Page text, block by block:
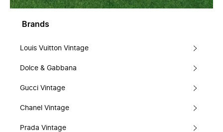
Brands
Louis Vuitton Vintage
Dolce & Gabbana
Gucci Vintage
Chanel Vintage
Prada Vintage